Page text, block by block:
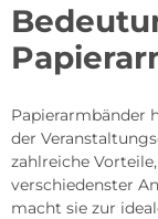
Papierarmbänder
der
zahlreiche
verschiedenster
macht sie zur